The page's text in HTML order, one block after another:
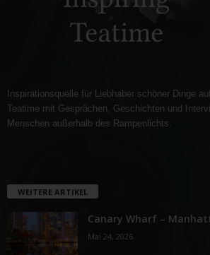
Inspirationsquelle für Liebhaber schöner Dinge
Teatime mit Gesprächen, Geschichten und
Menschen außerhalb des Rampenlichts.
WEITERE ARTIKEL
Canary Wharf –
Mai 24, 2026